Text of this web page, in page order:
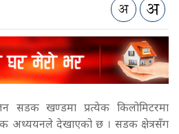
सडक खण्डमा प्रत्येक किलोमिटरमा
अध्ययनले देखाएको छ । सडक क्षेत्रसँग